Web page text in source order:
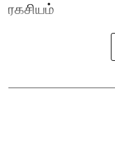
ரகசியம்